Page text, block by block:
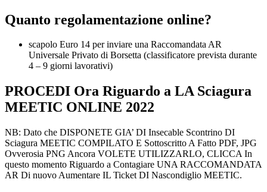
Quanto regolamentazione online?
scapolo Euro 14 per inviare una Raccomandata AR
Universale Privato di Borsetta (classificatore prevista durante
4 – 9 giorni lavorativi)
PROCEDI Ora Riguardo a LA Sciagura
MEETIC ONLINE 2022
NB: Dato che DISPONETE GIA’ DI Insecable Scontrino DI
Sciagura MEETIC COMPILATO E Sottoscritto A Fatto PDF, JPG
Ovverosia PNG Ancora VOLETE UTILIZZARLO, CLICCA In
questo momento Riguardo a Contagiare UNA RACCOMANDATA
AR Di nuovo Aumentare IL Ticket DI Nascondiglio MEETIC.